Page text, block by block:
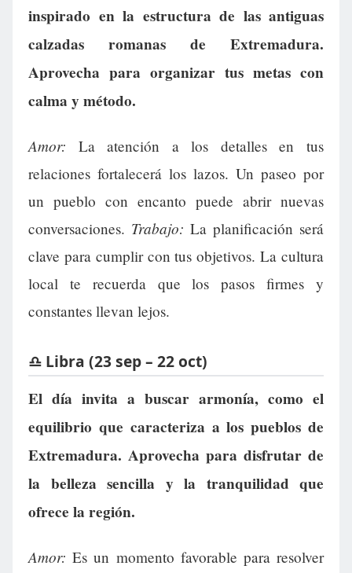
inspirado en la estructura de las antiguas
calzadas romanas de Extremadura.
Aprovecha para organizar tus metas con
calma y método.
Amor: La atención a los detalles en tus
relaciones fortalecerá los lazos. Un paseo por
un pueblo con encanto puede abrir nuevas
conversaciones. Trabajo: La planificación será
clave para cumplir con tus objetivos. La cultura
local te recuerda que los pasos firmes y
constantes llevan lejos.
♎ Libra (23 sep – 22 oct)
El día invita a buscar armonía, como el
equilibrio que caracteriza a los pueblos de
Extremadura. Aprovecha para disfrutar de
la belleza sencilla y la tranquilidad que
ofrece la región.
Amor: Es un momento favorable para resolver